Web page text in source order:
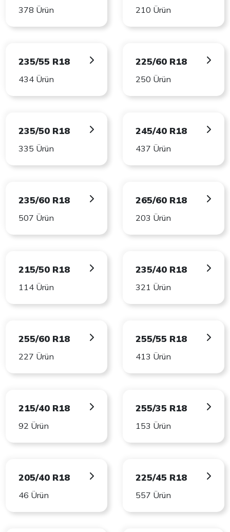
378 Ürün 210 Ürün
235/55 R18
434 Ürün
225/60 R18
250 Ürün
235/50 R18
335 Ürün
245/40 R18
437 Ürün
235/60 R18
507 Ürün
265/60 R18
203 Ürün
215/50 R18
114 Ürün
235/40 R18
321 Ürün
255/60 R18
227 Ürün
255/55 R18
413 Ürün
215/40 R18
92 Ürün
255/35 R18
153 Ürün
205/40 R18
46 Ürün
225/45 R18
557 Ürün